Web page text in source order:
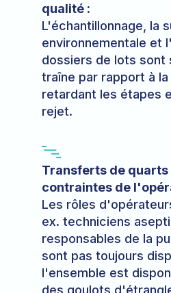
qualité :
L'échantillonnage, la
environnementale et
dossiers de lots sont
traîne par rapport à la
retardant les étapes
rejet.
Transferts de
contraintes de
Les rôles
ex. techniciens
responsables de la
sont pas toujours
l'ensemble est
des goulots